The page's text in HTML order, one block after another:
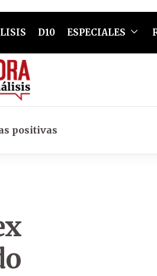
D10 ESPECIALES
positivas